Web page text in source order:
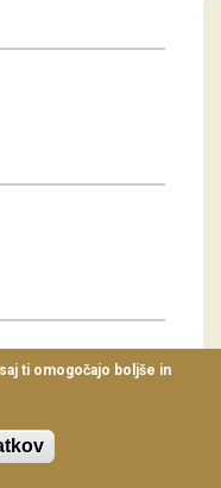
ti omogočajo boljše in